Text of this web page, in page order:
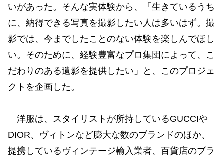
いがあった。そんな実体験から、「生きているうち
に、納得できる写真を撮影したい人は多いはず。撮
影では、今までしたことのない体験を楽しんでほし
い。そのために、経験豊富なプロ集団によって、こ
だわりのある遺影を提供したい」と、このプロジェ
クトを企画した。
洋服は、スタイリストが所持しているGUCCIや
DIOR、ヴィトンなど膨大な数のブランドのほか、
提携しているヴィンテージ輸入業者、百貨店のブラ